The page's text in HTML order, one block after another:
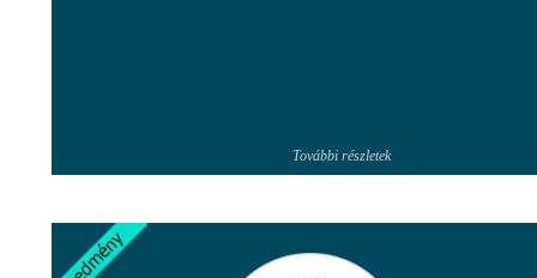
További részletek